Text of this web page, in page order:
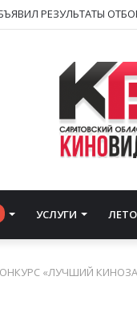
УСЛУГИ ЛЕТО
«ЛУЧШИЙ